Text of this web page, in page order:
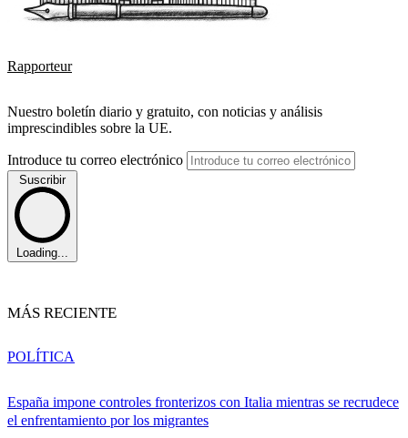
Rapporteur
Nuestro boletín diario y gratuito, con noticias y análisis
imprescindibles sobre la UE.
Introduce tu correo electrónico
Suscribir
Loading...
MÁS RECIENTE
España impone controles fronterizos con Italia mientras se recrudece
el enfrentamiento por los migrantes
POLÍTICA